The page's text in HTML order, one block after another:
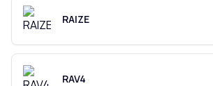
RAIZE
RAV4